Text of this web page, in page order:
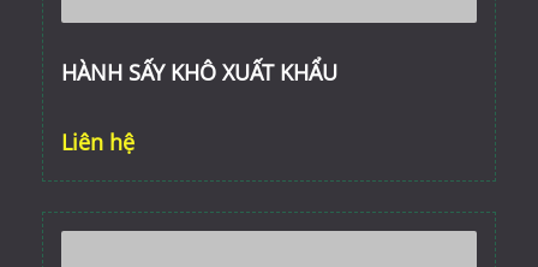
HÀNH SẤY KHÔ XUẤT KHẨU
Liên hệ